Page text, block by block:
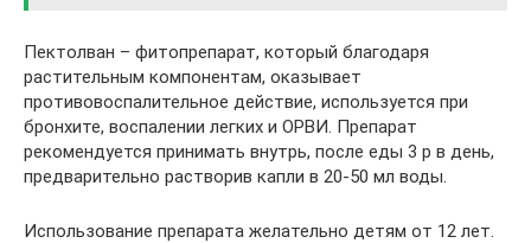
Пектолван – фитопрепарат, который благодаря
растительным компонентам, оказывает
противовоспалительное действие, используется при
бронхите, воспалении легких и ОРВИ. Препарат
рекомендуется принимать внутрь, после еды 3 р в день,
предварительно растворив капли в 20-50 мл воды.
Использование препарата желательно детям от 12 лет.